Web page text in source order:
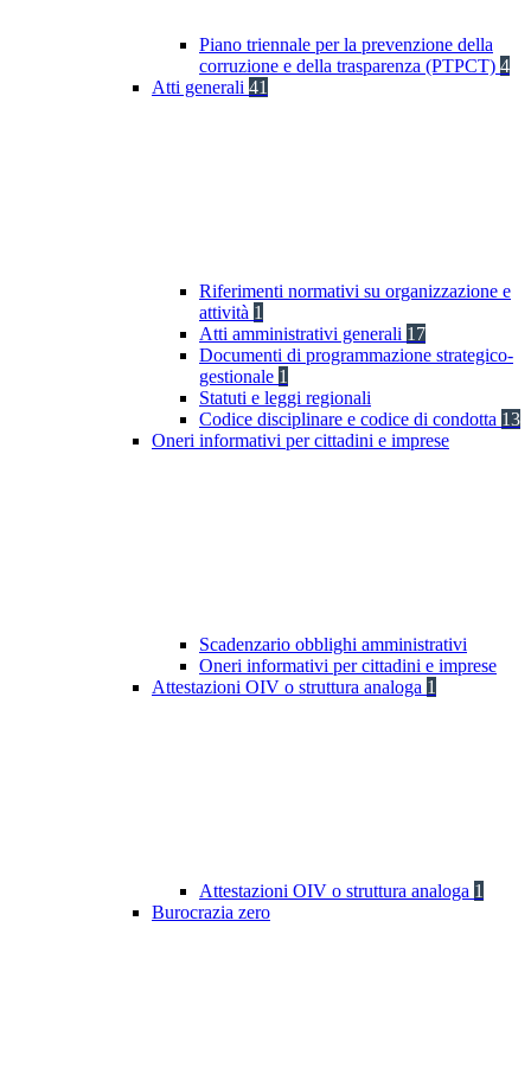
Piano triennale per la prevenzione della
corruzione e della trasparenza (PTPCT) 4
Atti generali 41
Riferimenti normativi su organizzazione e
attività 1
Atti amministrativi generali 17
Documenti di programmazione strategico-
gestionale 1
Statuti e leggi regionali
Codice disciplinare e codice di condotta 13
Oneri informativi per cittadini e imprese
Scadenzario obblighi amministrativi
Oneri informativi per cittadini e imprese
Attestazioni OIV o struttura analoga 1
Attestazioni OIV o struttura analoga 1
Burocrazia zero